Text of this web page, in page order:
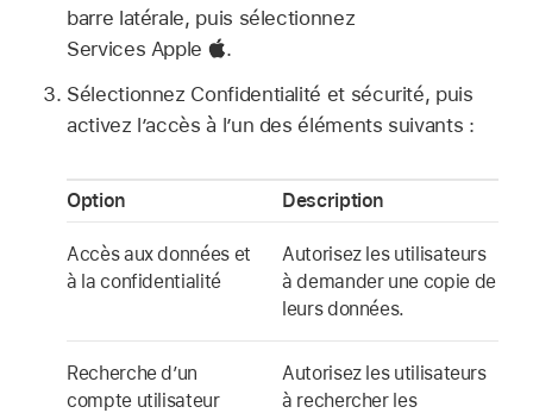
barre latérale, puis sélectionnez
Services Apple
.
Sélectionnez Confidentialité et sécurité, puis
activez l’accès à l’un des éléments suivants :
Option Description
Accès aux données et
à la confidentialité
Autorisez les utilisateurs
à demander une copie de
leurs données.
Recherche d’un
compte utilisateur
Autorisez les utilisateurs
à rechercher les